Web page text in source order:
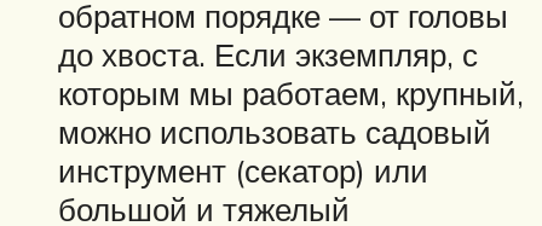
обратном порядке — от головы
до хвоста. Если экземпляр, с
которым мы работаем, крупный,
можно использовать садовый
инструмент (секатор) или
большой и тяжелый